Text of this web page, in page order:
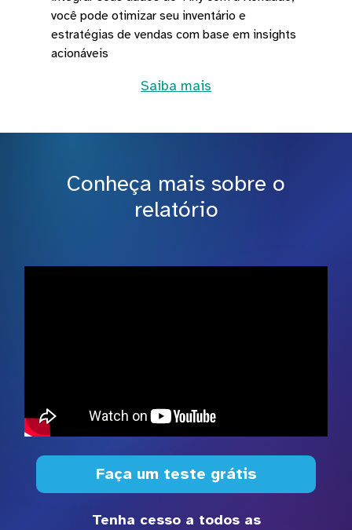
você pode otimizar seu inventário e
estratégias de vendas com base em insights
acionáveis
Saiba mais
Conheça mais sobre o
relatório
Faça um teste grátis
Tenha cesso a todos as